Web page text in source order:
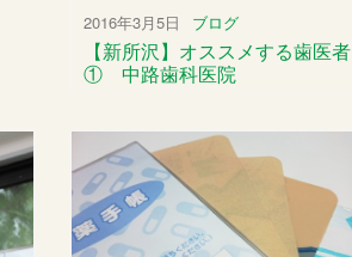
2016年3月5日 ブログ
【新所沢】オススメする歯医者
① 中路歯科医院